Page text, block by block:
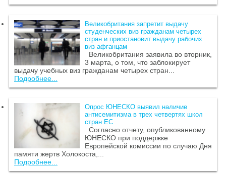
Великобритания запретит выдачу
студенческих виз гражданам четырех
стран и приостановит выдачу рабочих
виз афганцам
Великобритания заявила во вторник,
3 марта, о том, что заблокирует
выдачу учебных виз гражданам четырех стран...
Подробнее...
Опрос ЮНЕСКО выявил наличие
антисемитизма в трех четвертях школ
стран ЕС
Согласно отчету, опубликованному
ЮНЕСКО при поддержке
Европейской комиссии по случаю Дня
памяти жертв Холокоста,...
Подробнее...